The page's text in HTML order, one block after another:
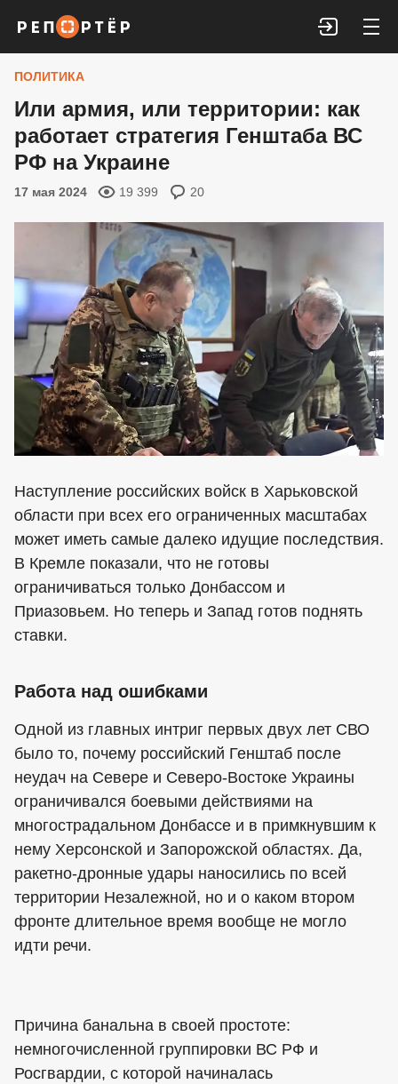
Войти
ПОЛИТИКА
Или армия, или территории: как
работает стратегия Генштаба ВС
РФ на Украине
17 мая 2024 19 399 20
Наступление российских войск в Харьковской
области при всех его ограниченных масштабах
может иметь самые далеко идущие последствия.
В Кремле показали, что не готовы
ограничиваться только Донбассом и
Приазовьем. Но теперь и Запад готов поднять
ставки.
Работа над ошибками
Одной из главных интриг первых двух лет СВО
было то, почему российский Генштаб после
неудач на Севере и Северо-Востоке Украины
ограничивался боевыми действиями на
многострадальном Донбассе и в примкнувшим к
нему Херсонской и Запорожской областях. Да,
ракетно-дронные удары наносились по всей
территории Незалежной, но и о каком втором
фронте длительное время вообще не могло
идти речи.
Причина банальна в своей простоте:
немногочисленной группировки ВС РФ и
Росгвардии, с которой начиналась